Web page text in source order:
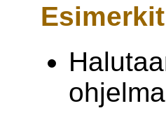
Esimerkit